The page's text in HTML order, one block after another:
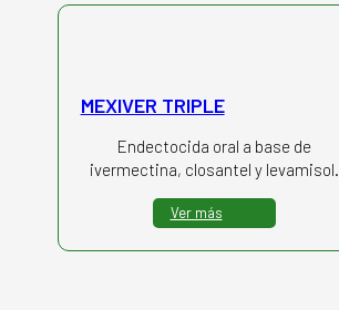
MEXIVER TRIPLE
Endectocida oral a base de
ivermectina, closantel y levamisol.
Ver más